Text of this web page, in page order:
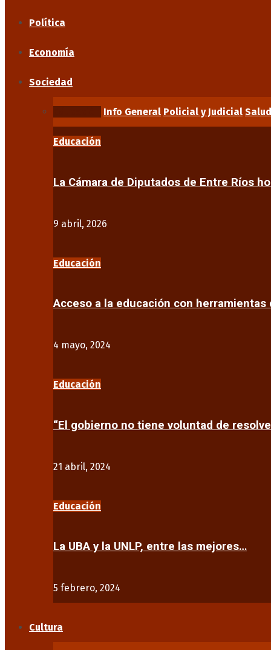
Política
Economía
Sociedad
Info General Policial y Judicial Salud
Educación
La Cámara de Diputados de Entre Ríos
9 abril, 2026
Educación
Acceso a la educación con
4 mayo, 2024
Educación
“El gobierno no tiene voluntad de
21 abril, 2024
Educación
La UBA y la UNLP, entre las mejores…
5 febrero, 2024
Cultura